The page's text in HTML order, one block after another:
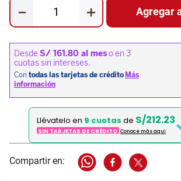
＋
－ Agregar
Llévatelo en 9 cuotas de S/212.23
SIN TARJETAS DE CRÉDITO Conoce más aqui